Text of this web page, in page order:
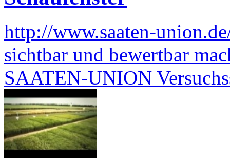
http://www.saaten-
sichtbar und bewertbar
SAATEN-UNION